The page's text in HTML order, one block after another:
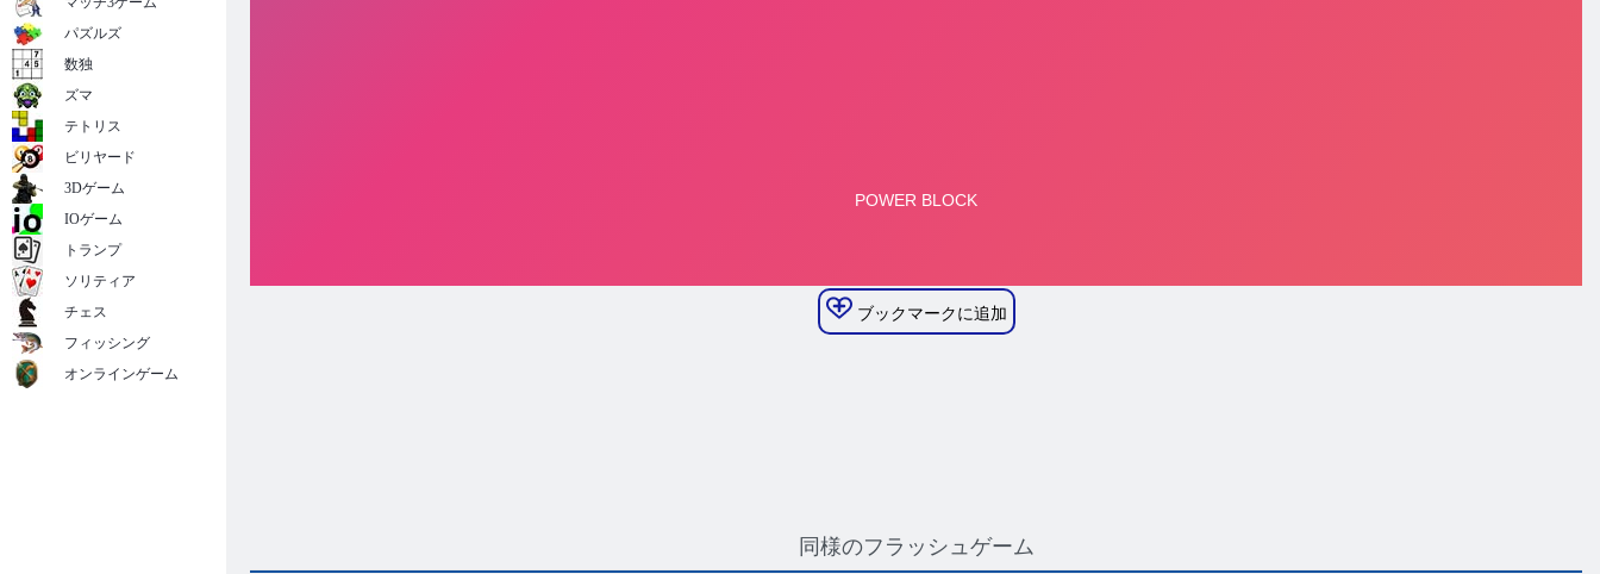
ブックマークに追加
同様のフラッシュゲーム
パズルズ
数独
ズマ
テトリス
ビリヤード
3Dゲーム
IOゲーム
トランプ
ソリティア
チェス
フィッシング
オンラインゲーム